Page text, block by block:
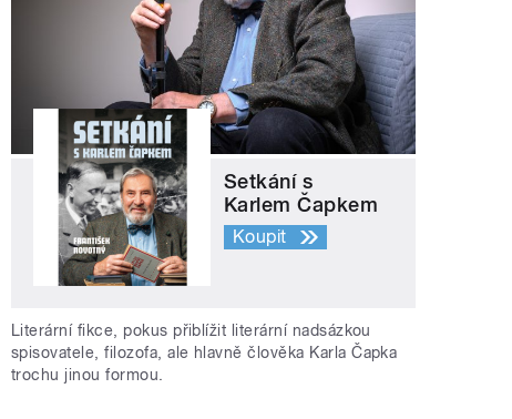
Setkání s
Karlem Čapkem
Koupit
Literární fikce, pokus přiblížit literární nadsázkou
spisovatele, filozofa, ale hlavně člověka Karla Čapka
trochu jinou formou.